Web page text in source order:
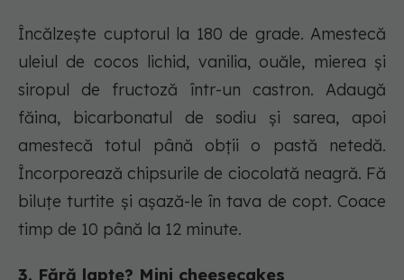
Încălzește cuptorul la 180 de grade. Amestecă
uleiul de cocos lichid, vanilia, ouăle, mierea și
siropul de fructoză într-un castron. Adaugă
făina, bicarbonatul de sodiu și sarea, apoi
amestecă totul până obții o pastă netedă.
Încorporează chipsurile de ciocolată neagră. Fă
biluțe turtite și așază-le în tava de copt. Coace
timp de 10 până la 12 minute.
3. Fără lapte? Mini cheesecakes